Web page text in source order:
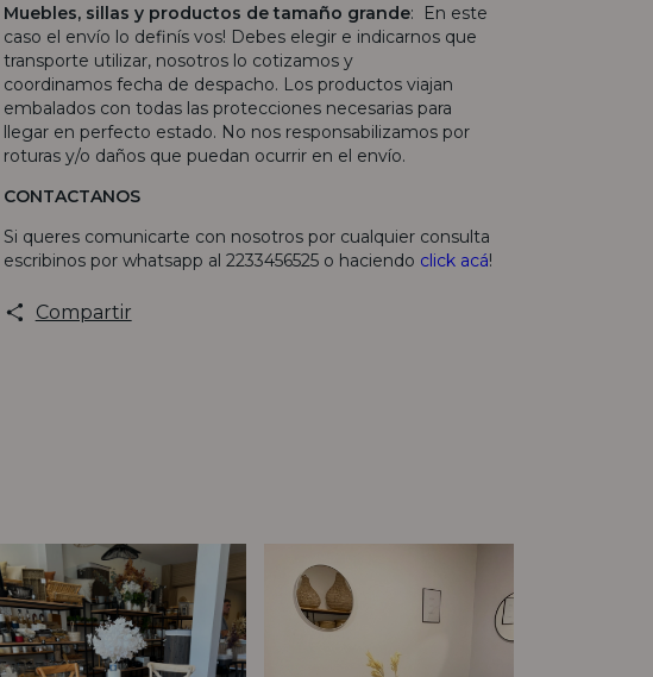
Muebles, sillas y productos de tamaño grande: En este
caso el envío lo definís vos! Debes elegir e indicarnos que
transporte utilizar, nosotros lo cotizamos y
coordinamos fecha de despacho. Los productos viajan
embalados con todas las protecciones necesarias para
llegar en perfecto estado. No nos responsabilizamos por
roturas y/o daños que puedan ocurrir en el envío.
CONTACTANOS
Si queres comunicarte con nosotros por cualquier consulta
escribinos por whatsapp al 2233456525 o haciendo click acá!
Compartir